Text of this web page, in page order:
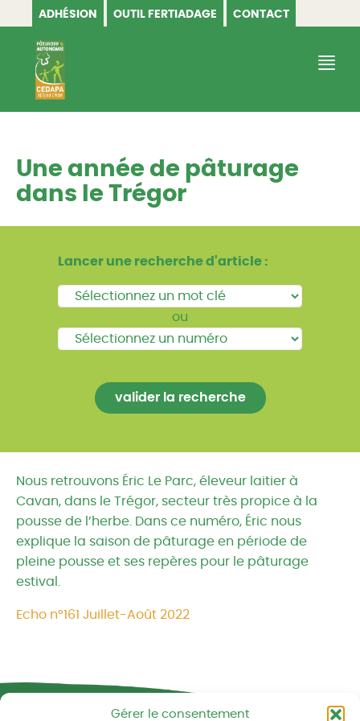
Gérer le consentement
ADHÉSION OUTIL FERTIADAGE CONTACT
CEDAPA
Une année de pâturage
dans le Trégor
Lancer une recherche d'article :
ou
Nous retrouvons Éric Le Parc, éleveur laitier à
Cavan, dans le Trégor, secteur très propice à la
pousse de l’herbe. Dans ce numéro, Éric nous
explique la saison de pâturage en période de
pleine pousse et ses repères pour le pâturage
estival.
Echo n°161 Juillet-Août 2022
Réseau CIVAM - Campagnes vivantes
2 av. du Chalutier Sans Pitié BP